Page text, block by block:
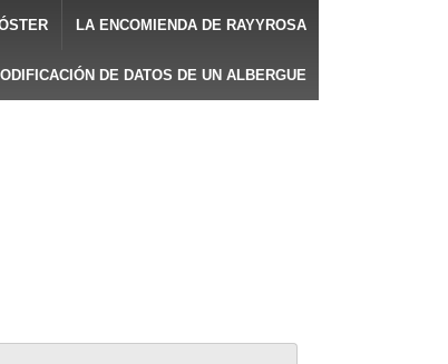
LA ENCOMIENDA DE RAYYROSA
DE DATOS DE UN ALBERGUE